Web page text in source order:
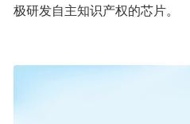
极研发自主知识产权的芯片。